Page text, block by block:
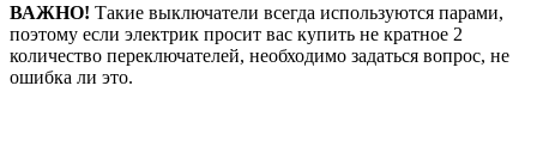
ВАЖНО! Такие выключатели всегда используются парами,
поэтому если электрик просит вас купить не кратное 2
количество переключателей, необходимо задаться вопрос, не
ошибка ли это.